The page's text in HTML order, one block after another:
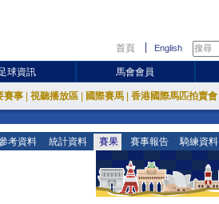
首頁 English
球資訊 馬會會員
賽事 視聽播放區 國際賽馬 香港國際馬匹拍賣會
考資料 統計資料 賽果 賽事報告 騎練資料